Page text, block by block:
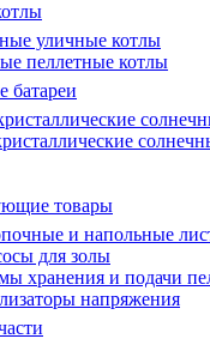
уличные котлы
пеллетные котлы
батареи
товары
и напольные
для золы
хранения и подачи
напряжения